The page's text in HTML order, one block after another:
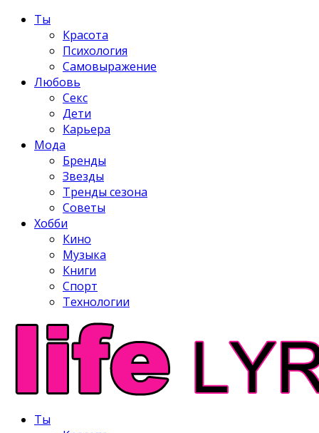
Ты
Красота
Психология
Самовыражение
Любовь
Секс
Дети
Карьера
Мода
Бренды
Звезды
Тренды сезона
Советы
Хобби
Кино
Музыка
Книги
Спорт
Технологии
Ты